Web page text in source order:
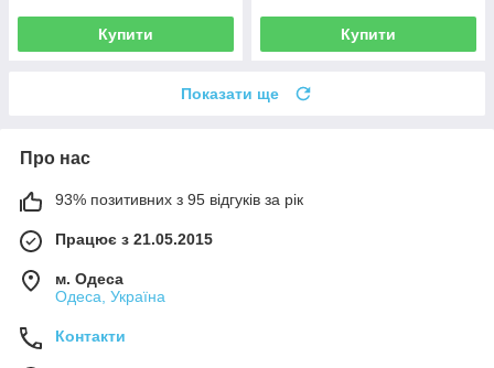
Купити Купити
Показати ще
Про нас
93% позитивних з 95 відгуків за рік
Працює з 21.05.2015
м. Одеса
Одеса, Україна
Контакти